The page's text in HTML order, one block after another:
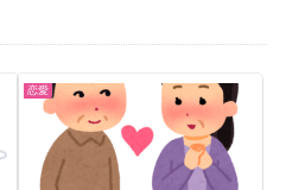
恋愛